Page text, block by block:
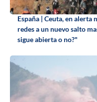
España | Ceuta, en
redes a un nuevo salto
sigue abierta o no?"